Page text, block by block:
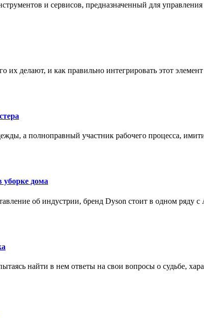
и сервисов, предназначенный для
их делают, и как правильно интегрировать этот
а полноправный участник рабочего процесса,
уборке дома
об индустрии, бренд Dyson стоит в одном ряду с
найти в нем ответы на свои вопросы о судьбе,